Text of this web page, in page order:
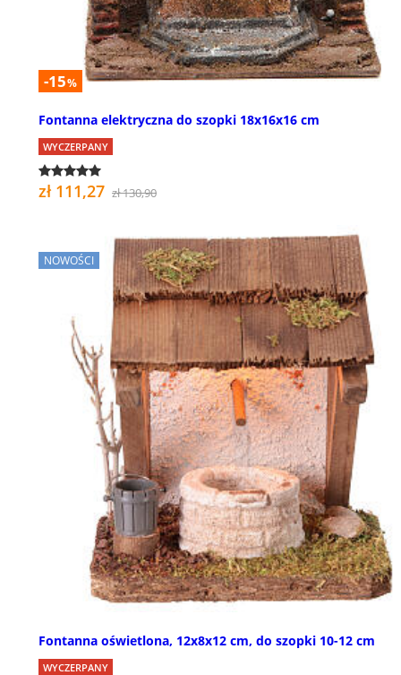
-15%
Fontanna elektryczna do szopki 18x16x16 cm
WYCZERPANY
zł 111,27 zł 130,90
NOWOŚCI
Fontanna oświetlona, 12x8x12 cm, do szopki 10-12 cm
WYCZERPANY